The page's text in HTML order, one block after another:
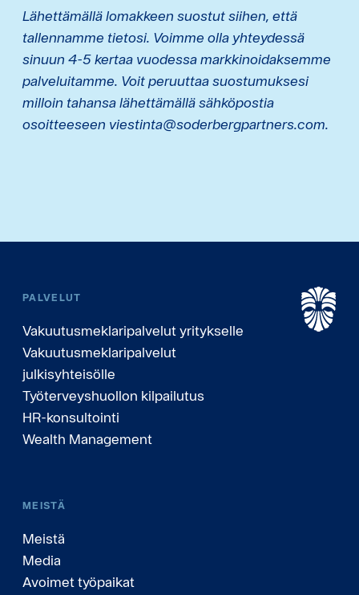
Lähettämällä lomakkeen suostut siihen, että
tallennamme tietosi. Voimme olla yhteydessä
sinuun 4-5 kertaa vuodessa markkinoidaksemme
palveluitamme. Voit peruuttaa suostumuksesi
milloin tahansa lähettämällä sähköpostia
osoitteeseen viestinta@soderbergpartners.com.
PALVELUT
Vakuutusmeklaripalvelut yritykselle
Vakuutusmeklaripalvelut
julkisyhteisölle
Työterveyshuollon kilpailutus
HR-konsultointi
Wealth Management
MEISTÄ
Meistä
Media
Avoimet työpaikat